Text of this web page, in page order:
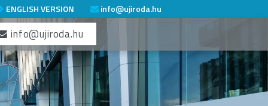
ENGLISH VERSION info@ujiroda.hu
info@ujiroda.hu